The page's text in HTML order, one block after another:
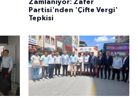
Zamlanıyor: Zafer
Partisi'nden 'Çifte Vergi'
Tepkisi